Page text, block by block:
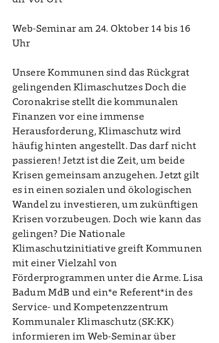
Web-Seminar am 24. Oktober 14 bis 16
Uhr
Unsere Kommunen sind das Rückgrat
gelingenden Klimaschutzes Doch die
Coronakrise stellt die kommunalen
Finanzen vor eine immense
Herausforderung, Klimaschutz wird
häufig hinten angestellt. Das darf nicht
passieren! Jetzt ist die Zeit, um beide
Krisen gemeinsam anzugehen. Jetzt gilt
es in einen sozialen und ökologischen
Wandel zu investieren, um zukünftigen
Krisen vorzubeugen. Doch wie kann das
gelingen? Die Nationale
Klimaschutzinitiative greift Kommunen
mit einer Vielzahl von
Förderprogrammen unter die Arme. Lisa
Badum MdB und ein*e Referent*in des
Service- und Kompetenzzentrum
Kommunaler Klimaschutz (SK:KK)
informieren im Web-Seminar über